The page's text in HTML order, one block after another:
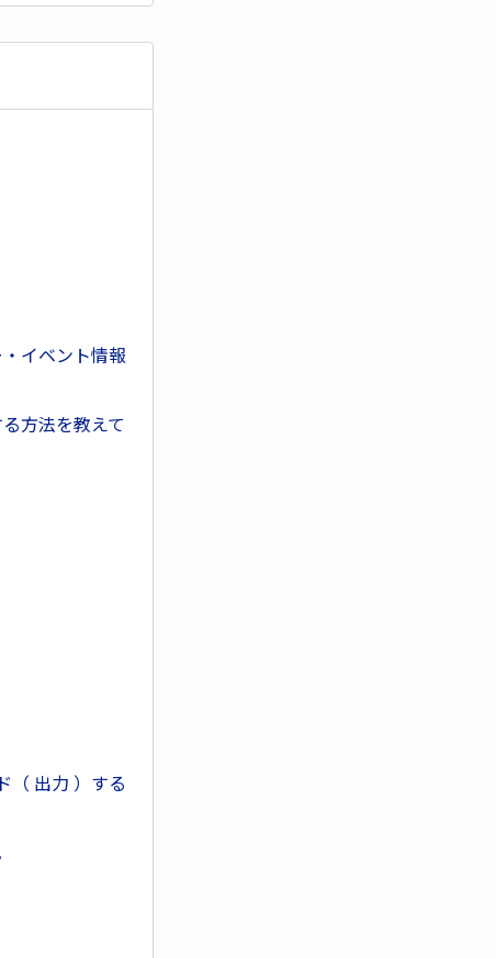
イベント情報
方法を教えて
（ 出力 ）する